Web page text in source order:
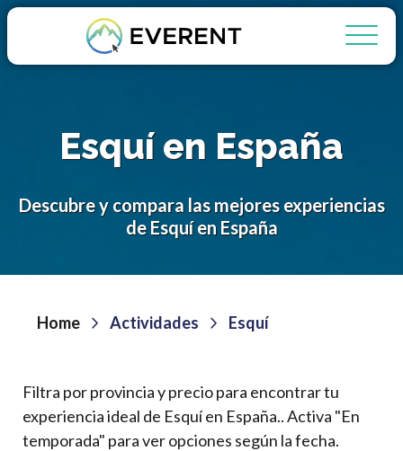
Esquí en España
Descubre y compara las mejores experiencias
de Esquí en España
Home Actividades Esquí
Filtra por provincia y precio para encontrar tu
experiencia ideal de Esquí en España.. Activa "En
temporada" para ver opciones según la fecha.